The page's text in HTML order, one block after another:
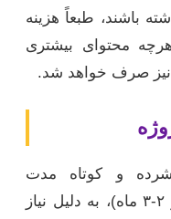
باشند، طبعاً هزینه
محتوای بیشتری
نیز صرف خواهد شد.
و کوتاه مدت
درخواست می‌شوند (مثلاً کمتر از ۲-۳ ماه)، به دلیل نیاز